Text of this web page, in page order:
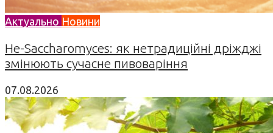
Актуально Новини
Не-Saccharomyces: як нетрадиційні дріжджі
змінюють сучасне пивоваріння
07.08.2026